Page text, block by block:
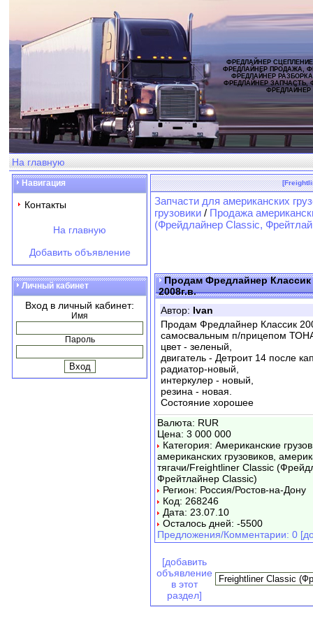
ФРЕДЛАЙНЕР
ФРЕДЛАЙНЕР ПРОДАЖА,
ФРЕДЛАЙНЕР
ФРЕДЛАЙНЕР ЗАПЧАСТЬ,
ФРЕДЛАЙНЕР
На главную
Навигация
Контакты
На главную
Добавить объявление
Личный кабинет
Вход в личный кабинет:
Имя
Пароль
Запчасти для американских
грузовики / Продажа
(Фрейдлайнер Classic,
Продам Фредлайнер
2008г.в.
Автор: Ivan
Продам Фредлайнер Классик
самосвальным п/прицепом
цвет - зеленый,
двигатель - Детроит 14 после
радиатор-новый,
интеркулер - новый,
резина - новая.
Состояние хорошее
Валюта: RUR
Цена: 3 000 000
Категория: Американские
американских грузовиков,
тягачи/Freightliner Classic
Фрейтлайнер Classic)
Регион: Россия/Ростов-на-Дону
Код: 268246
Дата: 23.07.10
Осталось дней: -5500
Предложения/Комментарии: 0
[добавить
объявление
в этот
раздел]